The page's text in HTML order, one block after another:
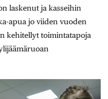
laskenut ja kasseihin
apua jo viiden vuoden
kehitellyt toimintatapoja